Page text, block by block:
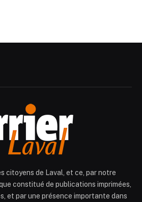
citoyens de Laval, et ce, par notre
constitué de publications imprimées,
et par une présence importante dans